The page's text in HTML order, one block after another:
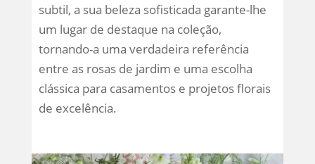
subtil, a sua beleza sofisticada garante-lhe
um lugar de destaque na coleção,
tornando-a uma verdadeira referência
entre as rosas de jardim e uma escolha
clássica para casamentos e projetos florais
de excelência.